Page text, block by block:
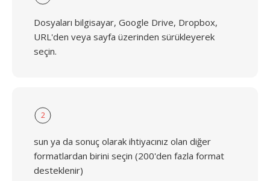
Dosyaları bilgisayar, Google Drive, Dropbox,
URL'den veya sayfa üzerinden sürükleyerek
seçin.
2
sun ya da sonuç olarak ihtiyacınız olan diğer
formatlardan birini seçin (200'den fazla format
desteklenir)